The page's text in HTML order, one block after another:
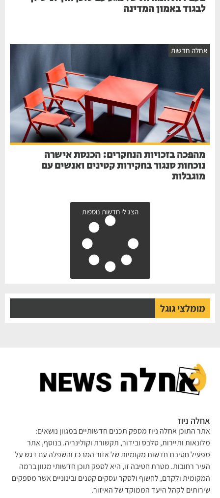
לבגוד באמון המדינה
אחלה חדשות
מהפכה בזכויות הנחקרים: הכנסת אישרה
נוכחות סנגור בחקירות קטינים ואנשים עם
מוגבלות
הצג לי חדשות נוספות
מומלצי גוגל
אחלה ניוז
אתר התוכן אחלה ניוז מספק תכנים חדשותיים במגוון נושאים:
מלונאות ותיירות, סלבס ובידור, תקשורת וקולינריה. בנוסף, אתר
מפעיל חטיבת חדשות מקומיות של אזור המרכז והשפלה עם דגש על
העיר רחובות. מטרת חטיבה זו, היא לספק תוכן חדשותי מגוון ברמה
המקומית ולקדם, לחשוף ולסקר עסקים קטנים ובינוניים אשר מספקים
שירותים לקהל היעד הממוקד של האיזור.